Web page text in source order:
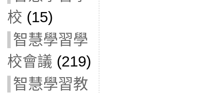
校 (15)
智慧學習學
校會議 (219)
智慧學習教